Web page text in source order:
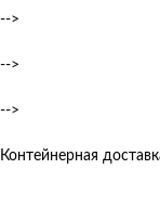
-->
-->
-->
Контейнерная